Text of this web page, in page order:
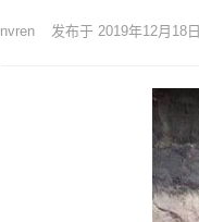
nvren 发布于 2019年12月18日